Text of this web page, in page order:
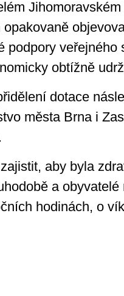
podpory veřejného
obtížně
dotace
města Brna i
aby byla
a obyvatelé
hodinách, o